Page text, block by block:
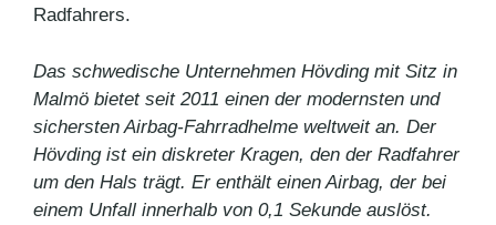
Radfahrers.
Das schwedische Unternehmen Hövding mit Sitz in
Malmö bietet seit 2011 einen der modernsten und
sichersten Airbag-Fahrradhelme weltweit an. Der
Hövding ist ein diskreter Kragen, den der Radfahrer
um den Hals trägt. Er enthält einen Airbag, der bei
einem Unfall innerhalb von 0,1 Sekunde auslöst.